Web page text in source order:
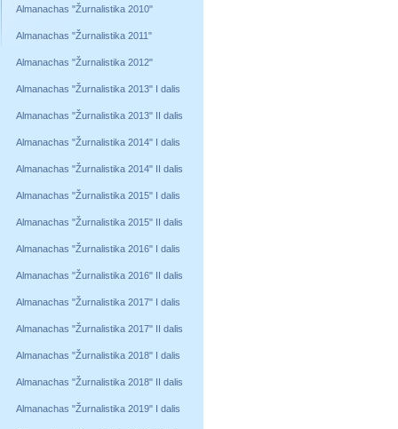
Almanachas "Žurnalistika 2010"
Almanachas "Žurnalistika 2011"
Almanachas "Žurnalistika 2012"
Almanachas "Žurnalistika 2013" I dalis
Almanachas "Žurnalistika 2013" II dalis
Almanachas "Žurnalistika 2014" I dalis
Almanachas "Žurnalistika 2014" II dalis
Almanachas "Žurnalistika 2015" I dalis
Almanachas "Žurnalistika 2015" II dalis
Almanachas "Žurnalistika 2016" I dalis
Almanachas "Žurnalistika 2016" II dalis
Almanachas "Žurnalistika 2017" I dalis
Almanachas "Žurnalistika 2017" II dalis
Almanachas "Žurnalistika 2018" I dalis
Almanachas "Žurnalistika 2018" II dalis
Almanachas "Žurnalistika 2019" I dalis